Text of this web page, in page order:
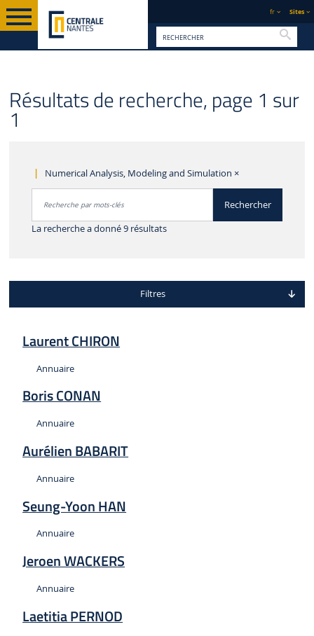
fr Sites
Résultats de recherche, page 1 sur
1
Numerical Analysis, Modeling and Simulation ×
Rechercher
La recherche a donné 9 résultatsAccéder aux résultats
Filtres
Laurent CHIRON
Type :
Annuaire
Boris CONAN
Type :
Annuaire
Aurélien BABARIT
Type :
Annuaire
Seung-Yoon HAN
Type :
Annuaire
Jeroen WACKERS
Type :
Annuaire
Laetitia PERNOD